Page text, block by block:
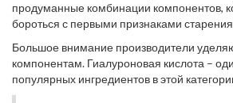
продуманные комбинации компонентов,
бороться с первыми признаками
на поддержание общего состояния кожи
Один из основных ингредиентов, которые
антивозрастных кремах, – это ретинол
Большое внимание производители
компонентам. Гиалуроновая кислота –
популярных ингредиентов в этой
удерживать влагу в коже, обеспечивая ей